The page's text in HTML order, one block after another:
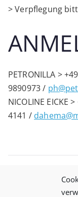
> Verpflegung
PETRONILLA >
9890973 /
NICOLINE EICKE
4141 /